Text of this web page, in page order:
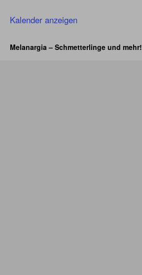
Kalender anzeigen
Melanargia – Schmetterlinge und mehr!